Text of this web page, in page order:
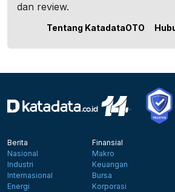
dan review.
Tentang KatadataOTO
Berita
Nasional
Industri
Internasional
Energi
Finansial
Makro
Keuangan
Bursa
Korporasi